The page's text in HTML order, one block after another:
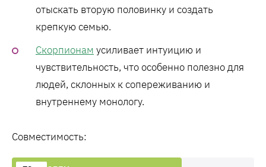
отыскать вторую половинку и создать
крепкую семью.
Скорпионам усиливает интуицию и
чувствительность, что особенно полезно для
людей, склонных к сопереживанию и
внутреннему монологу.
Совместимость: